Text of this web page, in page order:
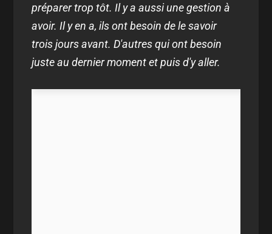
préparer trop tôt. Il y a aussi une gestion à
avoir. Il y en a, ils ont besoin de le savoir
trois jours avant. D'autres qui ont besoin
juste au dernier moment et puis d'y aller.